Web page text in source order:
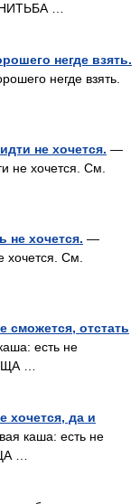
…
негде взять.
негде взять.
не хочется. —
не хочется. См.
не хочется. —
хочется. См.
сможется, отстать
есть не
…
хочется, да и
каша: есть не
…